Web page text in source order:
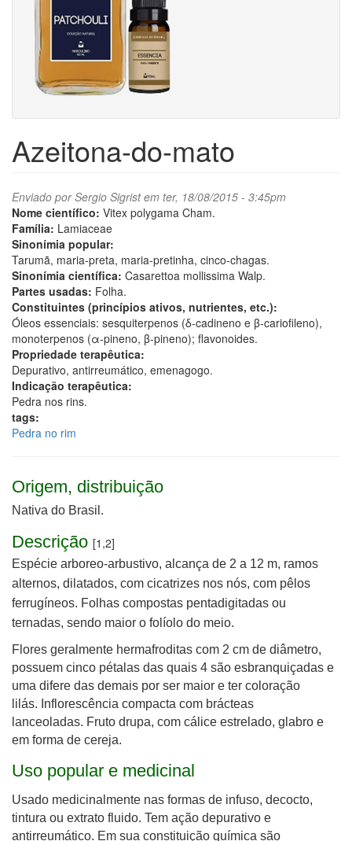
Azeitona-do-mato
Enviado porSergio Sigristem ter, 18/08/2015 - 3:45pm
Nome científico: Vitex polygama Cham.
Família: Lamiaceae
Sinonímia popular:
Tarumã, maria-preta, maria-pretinha, cinco-chagas.
Sinonímia científica: Casarettoa mollissima Walp.
Partes usadas: Folha.
Constituintes (princípios ativos, nutrientes, etc.):
Óleos essenciais: sesquiterpenos (δ-cadineno e β-cariofileno),
monoterpenos (α-pineno, β-pineno); flavonoides.
Propriedade terapêutica:
Depurativo, antirreumático, emenagogo.
Indicação terapêutica:
Pedra nos rins.
tags:
Pedra no rim
Origem, distribuição
Nativa do Brasil.
Descrição [1,2]
Espécie arboreo-arbustivo, alcança de 2 a 12 m, ramos
alternos, dilatados, com cicatrizes nos nós, com pêlos
ferrugíneos. Folhas compostas pentadigitadas ou
ternadas, sendo maior o folíolo do meio.
Flores geralmente hermafroditas com 2 cm de diâmetro,
possuem cinco pétalas das quais 4 são esbranquiçadas e
uma difere das demais por ser maior e ter coloração
lilás. Inflorescência compacta com brácteas
lanceoladas. Fruto drupa, com cálice estrelado, glabro e
em forma de cereja.
Uso popular e medicinal
Usado medicinalmente nas formas de infuso, decocto,
tintura ou extrato fluido. Tem ação depurativo e
antirreumático. Em sua constituição química são